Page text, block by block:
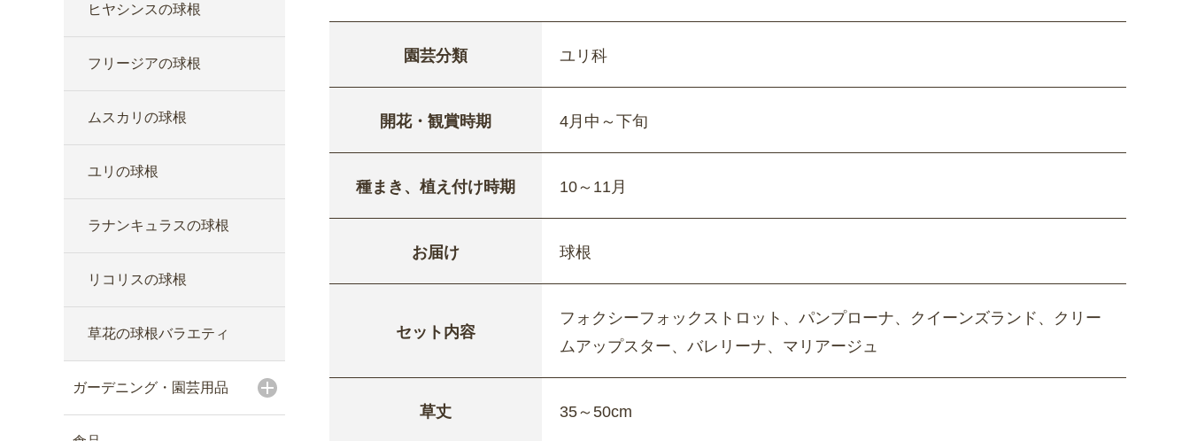
ヒヤシンスの球根
フリージアの球根
ムスカリの球根
ユリの球根
ラナンキュラスの球根
リコリスの球根
草花の球根バラエティ
ガーデニング・園芸用品
園芸分類 ユリ科
開花・観賞時期 4月中～下旬
種まき、植え付け時期 10～11月
お届け 球根
セット内容
フォクシーフォックストロット、パンプローナ、クイーンズランド、クリー
ムアップスター、バレリーナ、マリアージュ
草丈 35～50cm